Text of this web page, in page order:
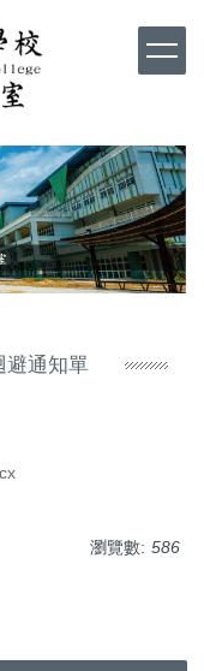
避通知單
瀏覽數: 586